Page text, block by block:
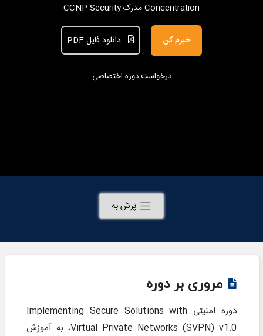
Concentration مدرک CCNP Security
خبرم کن دانلود فایل PDF
درخواست دوره اختصاصی
مروری بر دوره
دوره امنیتی Implementing Secure Solutions with
Virtual Private Networks (SVPN) v1.0، به آموزش